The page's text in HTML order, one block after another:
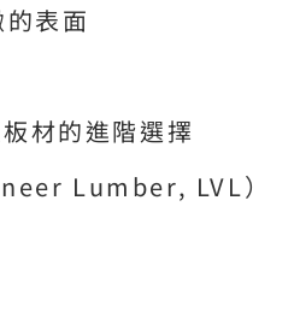
表面
材的進階選擇
Lumber, LVL）